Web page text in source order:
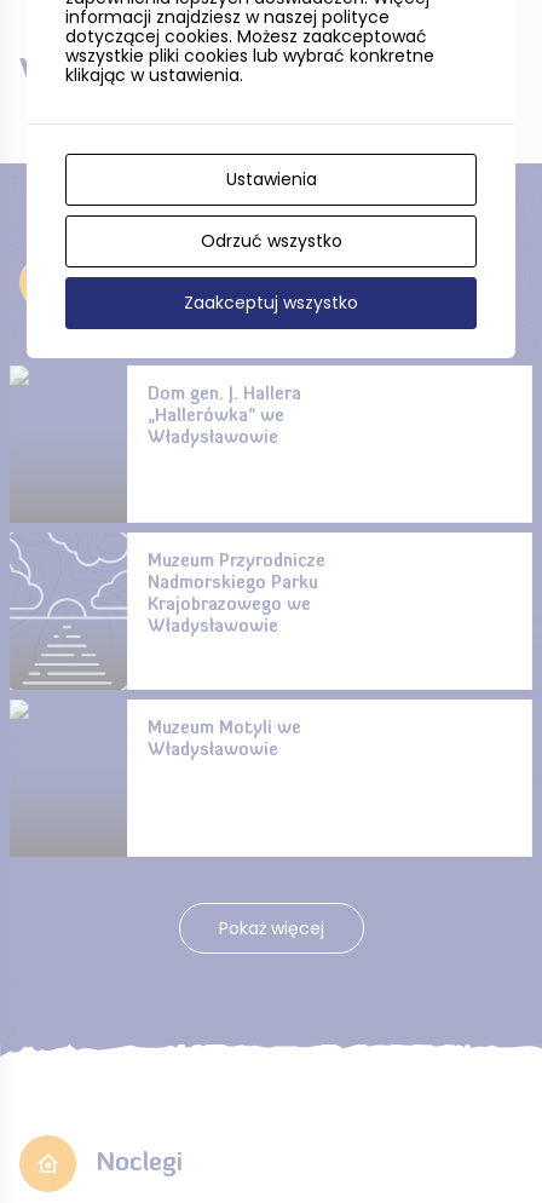
W pobliżu
Odkryj
Dom gen. J. Hallera
„Hallerówka” we
Władysławowie
Muzeum Przyrodnicze
Nadmorskiego Parku
Krajobrazowego we
Władysławowie
Muzeum Motyli we
Władysławowie
Pokaż więcej
Noclegi
informacji znajdziesz w naszej polityce
dotyczącej cookies. Możesz zaakceptować
wszystkie pliki cookies lub wybrać konkretne
klikając w ustawienia.
Ustawienia
Odrzuć wszystko
Zaakceptuj wszystko